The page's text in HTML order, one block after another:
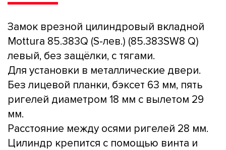
Замок врезной цилиндровый вкладной
Mottura 85.383Q (S-лев.) (85.383SW8 Q)
левый, без защёлки, с тягами.
Для установки в металлические двери.
Без лицевой планки, бэксет 63 мм, пять
ригелей диаметром 18 мм с вылетом 29
мм.
Расстояние между осями ригелей 28 мм.
Цилиндр крепится с помощью винта и